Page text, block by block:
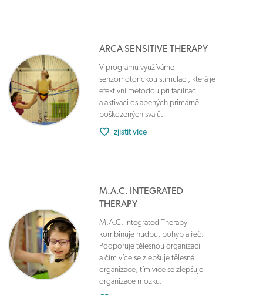
ARCA SENSITIVE THERAPY
V programu využíváme
senzomotorickou stimulaci, která je
efektivní metodou při facilitaci
a aktivaci oslabených primárně
poškozených svalů.
zjistit více
M.A.C. INTEGRATED
THERAPY
M.A.C. Integrated Therapy
kombinuje hudbu, pohyb a řeč.
Podporuje tělesnou organizaci
a čím více se zlepšuje tělesná
organizace, tím více se zlepšuje
organizace mozku.